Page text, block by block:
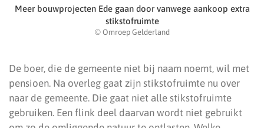
Meer bouwprojecten Ede gaan door vanwege aankoop extra
stikstofruimte
© Omroep Gelderland
De boer, die de gemeente niet bij naam noemt, wil met
pensioen. Na overleg gaat zijn stikstofruimte nu over
naar de gemeente. Die gaat niet alle stikstofruimte
gebruiken. Een flink deel daarvan wordt niet gebruikt